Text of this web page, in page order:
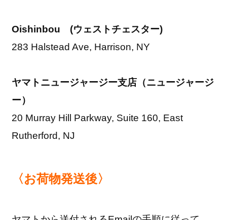
Oishinbou (ウェストチェスター)
283 Halstead Ave, Harrison, NY
ヤマトニュージャージー支店（ニュージャージ
ー）
20 Murray Hill Parkway, Suite 160, East
Rutherford, NJ
〈お荷物発送後〉